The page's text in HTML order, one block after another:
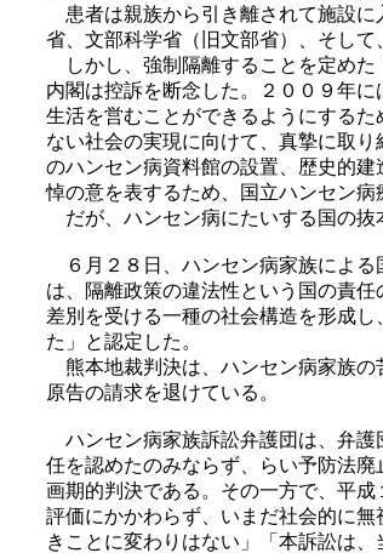
患者は親族から引き離されて施設に
省、文部科学省（旧文部省）、そして
しかし、強制隔離することを定めた
内閣は控訴を断念した。２００９年
生活を営むことができるようにする
ない社会の実現に向けて、真摯に取
のハンセン病資料館の設置、歴史的
悼の意を表するため、国立ハンセン
だが、ハンセン病にたいする国の抜
６月２８日、ハンセン病家族による
は、隔離政策の違法性という国の責
差別を受ける一種の社会構造を形成
た」と認定した。
熊本地裁判決は、ハンセン病家族の
原告の請求を退けている。
ハンセン病家族訴訟弁護団は、弁護
任を認めたのみならず、らい予防法
画期的判決である。その一方で、平
評価にかかわらず、いまだ社会的に
きことに変わりはない」「本訴訟は